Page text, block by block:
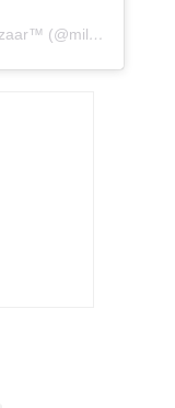
A post shared by Millionaire Bazaar™ (@millionaire_bazaar)